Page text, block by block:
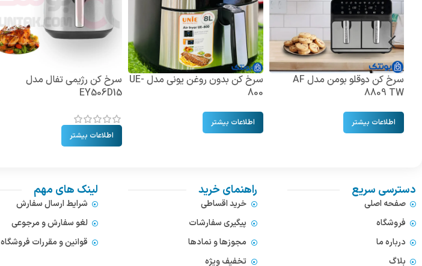
سرخ کن دوقلو بومن مدل AF
8809 TW
اطلاعات بیشتر
سرخ کن بدون روغن یونی مدل UE-
800
اطلاعات بیشتر
سرخ کن رژیمی تفال مدل
EY506D15
اطلاعات بیشتر
دسترسی سریع
صفحه اصلی
فروشگاه
درباره ما
بلاگ
راهنمای خرید
خرید اقساطی
پیگیری سفارشات
مجوزها و نمادها
تخفیف ویژه
لینک های مهم
شرایط ارسال سفارش
لغو سفارش و مرجوعی
قوانین و مقررات فروشگاه